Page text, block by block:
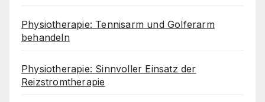
Physiotherapie: Tennisarm und Golferarm
behandeln
Physiotherapie: Sinnvoller Einsatz der
Reizstromtherapie